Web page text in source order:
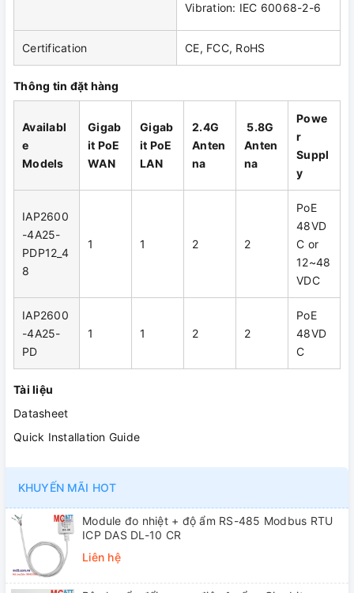
Vibration: IEC 60068-2-6
Certification CE, FCC, RoHS
Thông tin đặt hàng
Availabl
e
Models
Gigab
it PoE
WAN
Gigab
it PoE
LAN
2.4G
Anten
na
5.8G
Anten
na
Powe
r
Suppl
y
IAP2600
-4A25-
PDP12_4
8
1 1 2 2
PoE
48VD
C or
12~48
VDC
IAP2600
-4A25-
PD
1 1 2 2
PoE
48VD
C
Tài liệu
Datasheet
Quick Installation Guide
KHUYẾN MÃI HOT
Module đo nhiệt + độ ẩm RS-485 Modbus RTU
ICP DAS DL-10 CR
Liên hệ